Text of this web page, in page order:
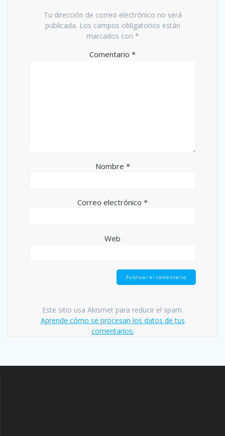
Tu dirección de correo electrónico no será
publicada. Los campos obligatorios están
marcados con *
Comentario *
Nombre *
Correo electrónico *
Web
Este sitio usa Akismet para reducir el spam.
Aprende cómo se procesan los datos de tus
comentarios.